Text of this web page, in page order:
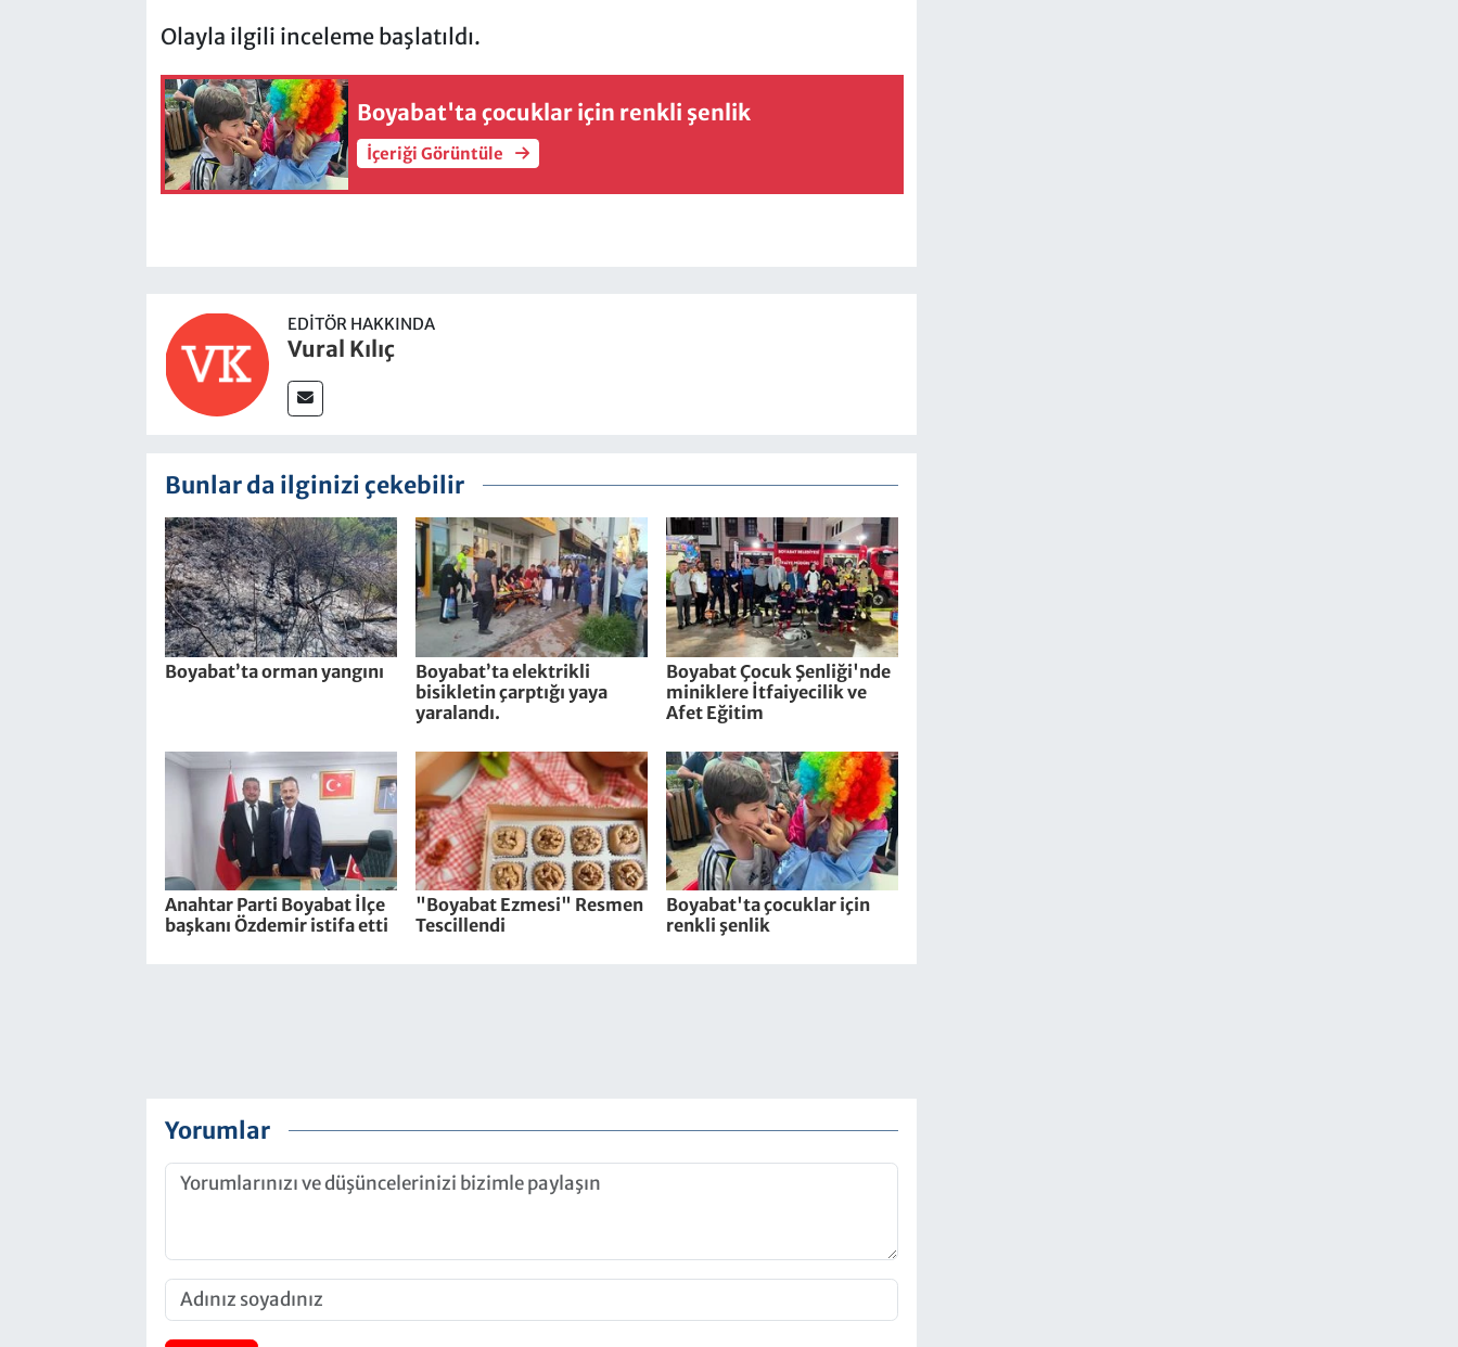
Olayla ilgili inceleme başlatıldı.
Boyabat'ta çocuklar için renkli şenlik
İçeriği Görüntüle
EDITÖR HAKKINDA
Vural Kılıç
Bunlar da ilginizi çekebilir
Boyabat’ta orman yangını
Boyabat’ta elektrikli
bisikletin çarptığı yaya
yaralandı.
Boyabat Çocuk Şenliği'nde
miniklere İtfaiyecilik ve
Afet Eğitim
Anahtar Parti Boyabat İlçe
başkanı Özdemir istifa etti
"Boyabat Ezmesi" Resmen
Tescillendi
Boyabat'ta çocuklar için
renkli şenlik
Yorumlar